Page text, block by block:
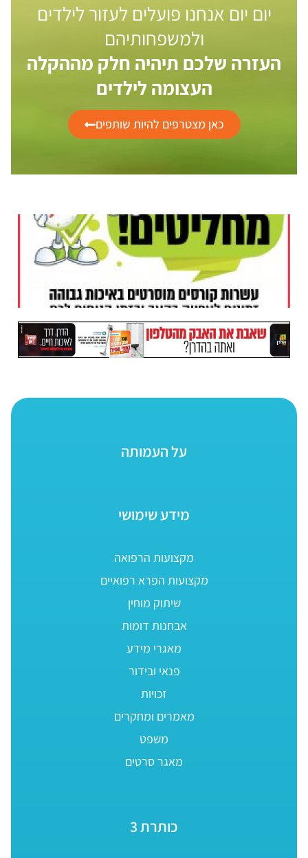
יום יום אנחנו פועלים לעזור לילדים
ולמשפחותיהם
העזרה שלכם תיהיה חלק מההקלה
העצומה לילדים
כאן מצטרפים להיות שותפים
על העמותה
מידע שימושי
מקצועות הרפואה
מקצועות הפרא רפואיים
שיתוק מוחין
אבחנות דומות
מאגרי מידע
פנאי ובידור
זכויות
מאמרים ומחקרים
משפט
מאגר סרטים
כותרת 3